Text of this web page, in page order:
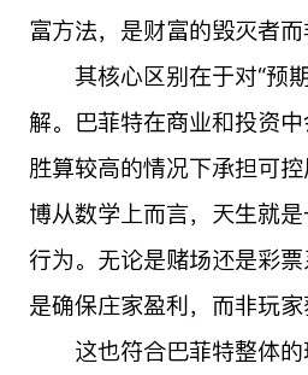
富方法，是财富的毁灭者而
其核心区别在于对“预期
解。巴菲特在商业和投资
胜算较高的情况下承担可
博从数学上而言，天生就
行为。无论是赌场还是彩
是确保庄家盈利，而非玩家
这也符合巴菲特整体的